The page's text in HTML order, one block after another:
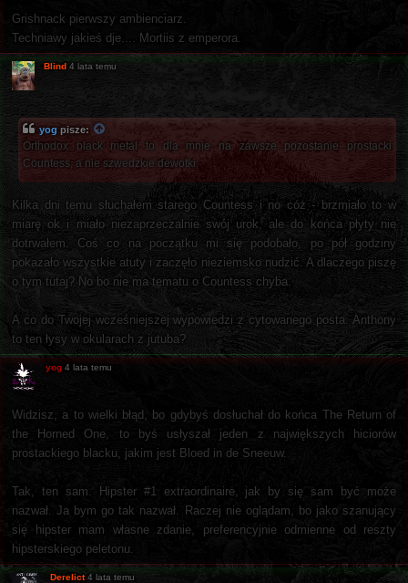
Grishnack pierwszy ambienciarz.
Techniawy jakieś dje.... Mortiis z emperora.
Blind 4 lata temu
yog pisze:
Orthodox black metal to dla mnie na zawsze pozostanie prostacki
Countess, a nie szwedzkie dewotki.
Kilka dni temu słuchałem starego Countess i no cóż - brzmiało to w
miarę ok i miało niezaprzeczalnie swój urok, ale do końca płyty nie
dotrwałem. Coś co na początku mi się podobało, po pół godziny
pokazało wszystkie atuty i zaczęło nieziemsko nudzić. A dlaczego piszę
o tym tutaj? No bo nie ma tematu o Countess chyba.
A co do Twojej wcześniejszej wypowiedzi z cytowanego posta. Anthony
to ten łysy w okularach z jutuba?
yog 4 lata temu
Widzisz, a to wielki błąd, bo gdybyś dosłuchał do końca The Return of
the Horned One, to byś usłyszał jeden z największych hiciorów
prostackiego blacku, jakim jest Bloed in de Sneeuw.
Tak, ten sam. Hipster #1 extraordinaire, jak by się sam być może
nazwał. Ja bym go tak nazwał. Raczej nie oglądam, bo jako szanujący
się hipster mam własne zdanie, preferencyjnie odmienne od reszty
hipsterskiego peletonu.
Derelict 4 lata temu